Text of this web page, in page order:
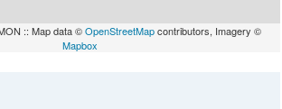
:: Map data ©OpenStreetMapcontributors, Imagery ©
Mapbox